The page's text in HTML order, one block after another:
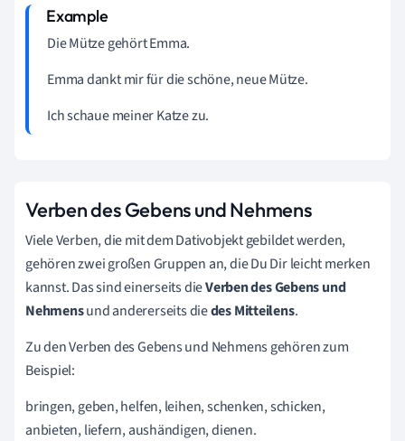
Die MützegehörtEmma.
Emmadanktmirfür die schöne, neue Mütze.
Ichschauemeiner Katzezu.
Verben des Gebens und Nehmens
Viele Verben, die mit dem Dativobjekt gebildet werden,
gehören zwei großen Gruppen an, die Du Dir leicht merken
kannst. Das sind einerseits dieVerben des Gebens und
Nehmensund andererseits diedes Mitteilens.
Zu den Verben des Gebens und Nehmens gehören zum
Beispiel:
bringen, geben, helfen, leihen, schenken, schicken,
anbieten, liefern, aushändigen, dienen.